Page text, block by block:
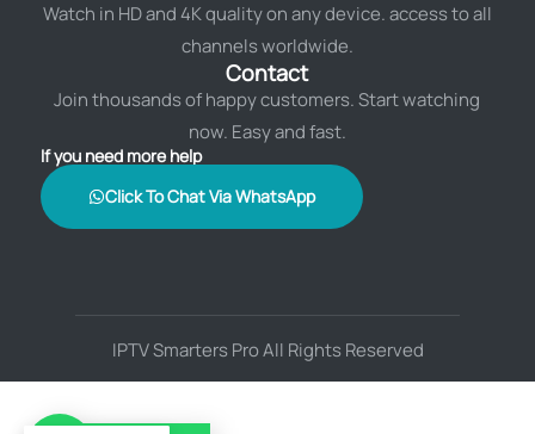
Watch in HD and 4K quality on any device. access to all
channels worldwide.
Contact
Join thousands of happy customers. Start watching
now. Easy and fast.
If you need more help
Click To Chat Via WhatsApp
IPTV Smarters Pro All Rights Reserved